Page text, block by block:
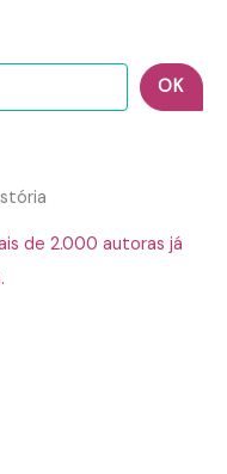
OK
de 2.000 autoras já